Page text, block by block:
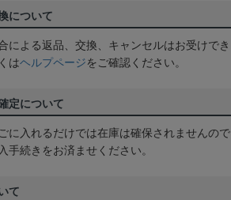
について
による返品、交換、キャンセルはお受けで
はヘルプページをご確認ください。
定について
に入れるだけでは在庫は確保されませんの
手続きをお済ませください。
て